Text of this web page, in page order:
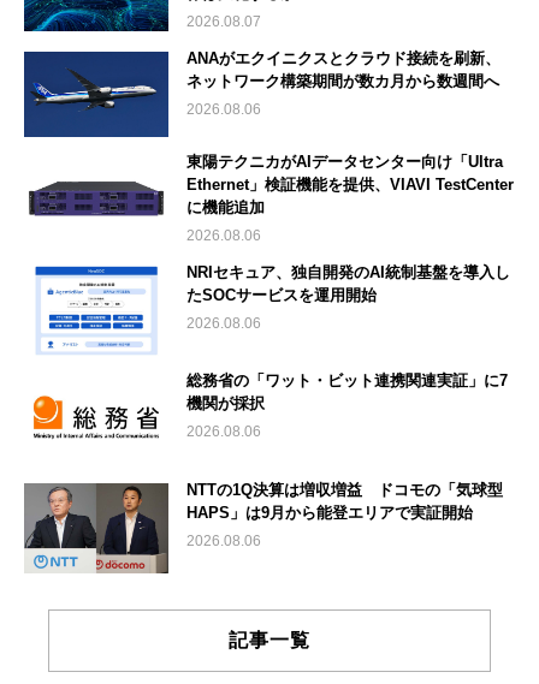
2026.08.07
ANAがエクイニクスとクラウド接続を刷新、
ネットワーク構築期間が数カ月から数週間へ
2026.08.06
東陽テクニカがAIデータセンター向け「Ultra
Ethernet」検証機能を提供、VIAVI TestCenter
に機能追加
2026.08.06
NRIセキュア、独自開発のAI統制基盤を導入し
たSOCサービスを運用開始
2026.08.06
総務省の「ワット・ビット連携関連実証」に7
機関が採択
2026.08.06
NTTの1Q決算は増収増益 ドコモの「気球型
HAPS」は9月から能登エリアで実証開始
2026.08.06
記事一覧